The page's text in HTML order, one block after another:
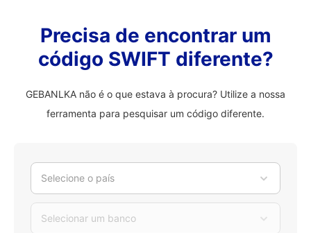
Precisa de encontrar um
código SWIFT diferente?
GEBANLKA não é o que estava à procura? Utilize a nossa
ferramenta para pesquisar um código diferente.
Selecione o país
Selecionar um banco